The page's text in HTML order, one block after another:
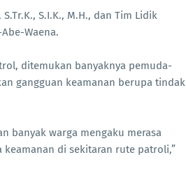
S.I.K., M.H., dan Tim Lidik
Waena.
ditemukan banyaknya pemuda-
gangguan keamanan berupa tindak
banyak warga mengaku merasa
di sekitaran rute patroli,”